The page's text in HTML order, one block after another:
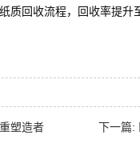
质回收流程，回收率提
塑造者 下一篇: